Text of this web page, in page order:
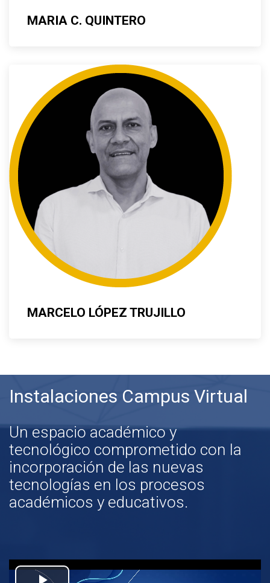
MARIA C. QUINTERO
MARCELO LÓPEZ TRUJILLO
Instalaciones Campus Virtual
Un espacio académico y
tecnológico comprometido con la
incorporación de las nuevas
tecnologías en los procesos
académicos y educativos.